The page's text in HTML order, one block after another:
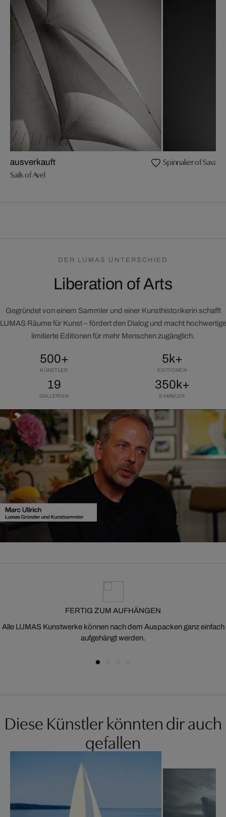
ausverkauft
Sails of Avel
Spinnaker of
DER LUMAS UNTERSCHIED
Liberation of Arts
Gegründet von einem Sammler und einer Kunsthistorikerin schafft
LUMAS Räume für Kunst – fördert den Dialog und macht hochwertige
limitierte Editionen für mehr Menschen zugänglich.
500+
KÜNSTLER
5k+
EDITIONEN
19
GALLERIEN
350k+
SAMMLER
FERTIG ZUM AUFHÄNGEN
Alle LUMAS Kunstwerke können nach dem Auspacken ganz einfach
aufgehängt werden.
Diese Künstler könnten dir auch
gefallen